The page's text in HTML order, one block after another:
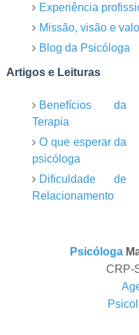
Experiência
Missão, visão e
Blog da Psicóloga
Artigos e Leituras
Benefícios da
Terapia
O que esperar da
psicóloga
Dificuldade de
Relacionamento
Psicóloga
CRP-